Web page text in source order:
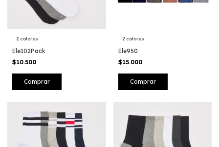
2 colores
Ele102Pack
$10.500
Comprar
2 colores
Ele950
$15.000
Comprar